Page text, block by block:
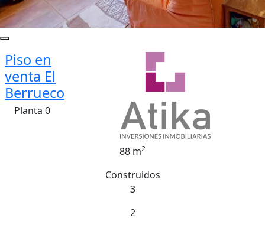
Piso en
venta El
Berrueco
Planta 0
88 m2
Construidos
3
2